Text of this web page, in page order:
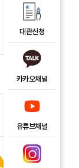
대관신청
카카오채널
유튜브채널